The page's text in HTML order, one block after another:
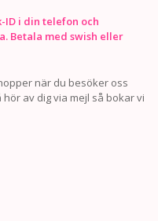
ID i din telefon och
Betala med swish eller
när du besöker oss
hör av dig via mejl så bokar vi